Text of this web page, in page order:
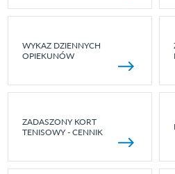
WYKAZ DZIENNYCH
OPIEKUNÓW
ZADASZONY KORT
TENISOWY - CENNIK